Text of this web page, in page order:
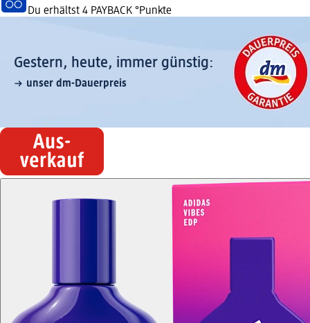
Du erhältst 4 PAYBACK °Punkte
Gestern, heute, immer günstig:
unser dm-Dauerpreis